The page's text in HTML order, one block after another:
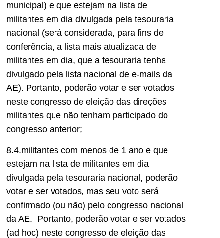
municipal) e que estejam na lista de
militantes em dia divulgada pela tesouraria
nacional (será considerada, para fins de
conferência, a lista mais atualizada de
militantes em dia, que a tesouraria tenha
divulgado pela lista nacional de e-mails da
AE). Portanto, poderão votar e ser votados
neste congresso de eleição das direções
militantes que não tenham participado do
congresso anterior;
8.4.militantes com menos de 1 ano e que
estejam na lista de militantes em dia
divulgada pela tesouraria nacional, poderão
votar e ser votados, mas seu voto será
confirmado (ou não) pelo congresso nacional
da AE. Portanto, poderão votar e ser votados
(ad hoc) neste congresso de eleição das